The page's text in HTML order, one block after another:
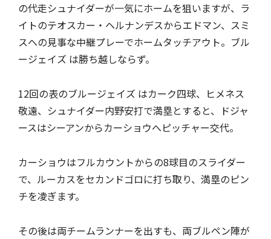
の代走シュナイダーが一気にホームを狙いますが、ラ
イトのテオスカー・ヘルナンデスからエドマン、スミ
スへの見事な中継プレーでホームタッチアウト。ブル
ージェイズ は勝ち越しならず。
12回の表のブルージェイズ はカーク四球、ヒメネス
敬遠、シュナイダー内野安打で満塁とすると、ドジャ
ースはシーアンからカーショウへピッチャー交代。
カーショウはフルカウントからの8球目のスライダー
で、ルーカスをセカンドゴロに打ち取り、満塁のピン
チを凌ぎます。
その後は両チームランナーを出すも、両ブルペン陣が